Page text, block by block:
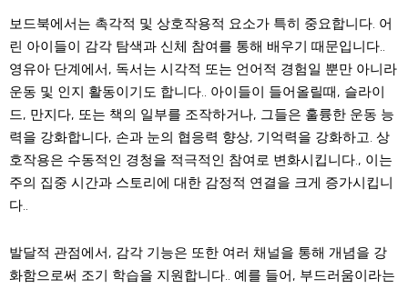
보드북에서는 촉각적 및 상호작용적 요소가 특히 중요합니다. 어
린 아이들이 감각 탐색과 신체 참여를 통해 배우기 때문입니다..
영유아 단계에서, 독서는 시각적 또는 언어적 경험일 뿐만 아니라
운동 및 인지 활동이기도 합니다.. 아이들이 들어올릴때, 슬라이
드, 만지다, 또는 책의 일부를 조작하거나, 그들은 훌륭한 운동 능
력을 강화합니다, 손과 눈의 협응력 향상, 기억력을 강화하고. 상
호작용은 수동적인 경청을 적극적인 참여로 변화시킵니다., 이는
주의 집중 시간과 스토리에 대한 감정적 연결을 크게 증가시킵니
다..
발달적 관점에서, 감각 기능은 또한 여러 채널을 통해 개념을 강
화함으로써 조기 학습을 지원합니다.. 예를 들어, 부드러움이라는